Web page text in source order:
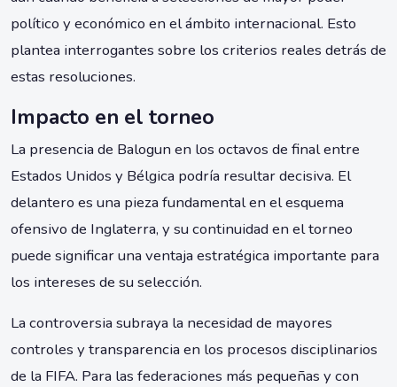
político y económico en el ámbito internacional. Esto
plantea interrogantes sobre los criterios reales detrás de
estas resoluciones.
Impacto en el torneo
La presencia de Balogun en los octavos de final entre
Estados Unidos y Bélgica podría resultar decisiva. El
delantero es una pieza fundamental en el esquema
ofensivo de Inglaterra, y su continuidad en el torneo
puede significar una ventaja estratégica importante para
los intereses de su selección.
La controversia subraya la necesidad de mayores
controles y transparencia en los procesos disciplinarios
de la FIFA. Para las federaciones más pequeñas y con